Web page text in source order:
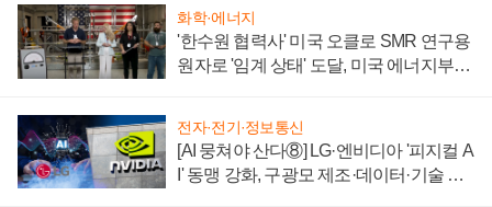
화학·에너지
'한수원 협력사' 미국 오클로 SMR 연구용
원자로 '임계 상태' 도달, 미국 에너지부
전자·전기·정보통신
[AI 뭉쳐야 산다⑧] LG·엔비디아 '피지컬 A
I' 동맹 강화, 구광모 제조·데이터·기술 결